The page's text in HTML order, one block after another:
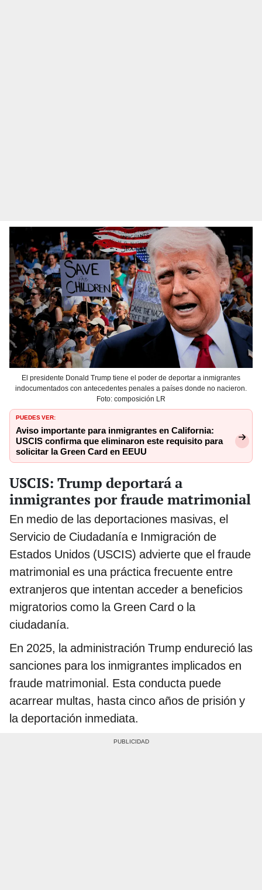
El presidente Donald Trump tiene el poder de deportar a inmigrantes
indocumentados con antecedentes penales a países donde no nacieron.
Foto: composición LR
PUEDES VER:
Aviso importante para inmigrantes en California:
USCIS confirma que eliminaron este requisito para
solicitar la Green Card en EEUU
USCIS: Trump deportará a
inmigrantes por fraude matrimonial
En medio de las deportaciones masivas, el
Servicio de Ciudadanía e Inmigración de
Estados Unidos (USCIS) advierte que el fraude
matrimonial es una práctica frecuente entre
extranjeros que intentan acceder a beneficios
migratorios como la Green Card o la
ciudadanía.
En 2025, la administración Trump endureció las
sanciones para los inmigrantes implicados en
fraude matrimonial. Esta conducta puede
acarrear multas, hasta cinco años de prisión y
la deportación inmediata.